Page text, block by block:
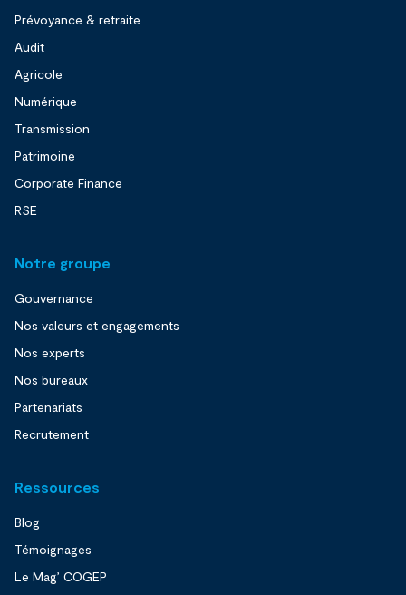
Prévoyance & retraite
Audit
Agricole
Numérique
Transmission
Patrimoine
Corporate Finance
RSE
Notre groupe
Gouvernance
Nos valeurs et engagements
Nos experts
Nos bureaux
Partenariats
Recrutement
Ressources
Blog
Témoignages
Le Mag’ COGEP